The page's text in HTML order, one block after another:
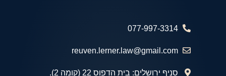
077-997-3314
reuven.lerner.law@gmail.com
סניף ירושלים: בית הדפוס 22 (קומה 2).